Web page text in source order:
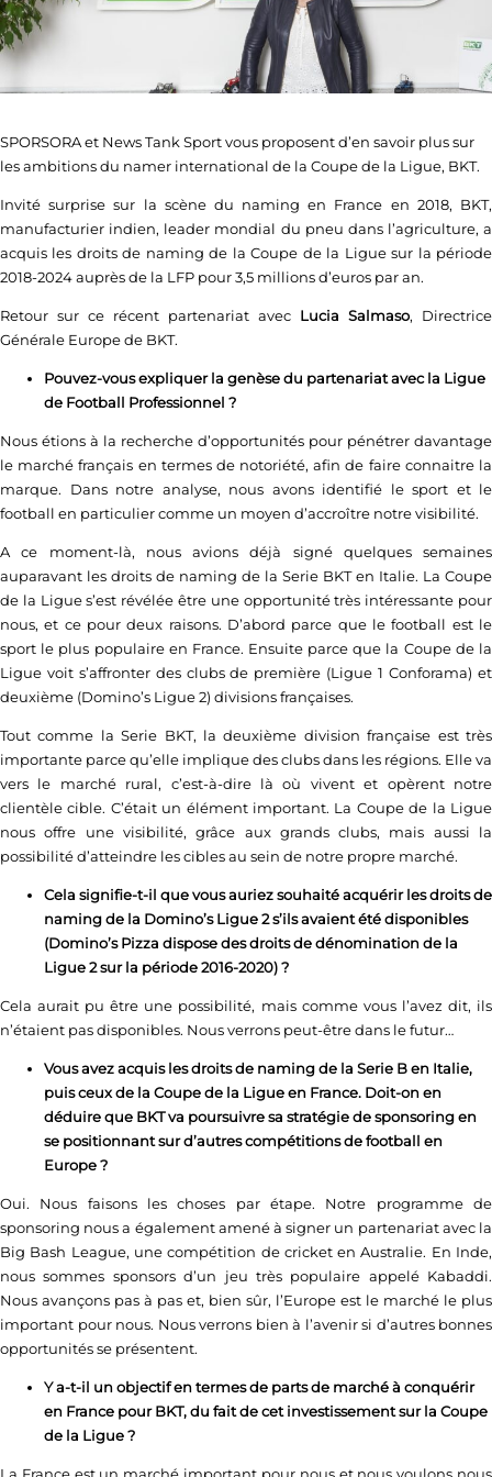
SPORSORA et News Tank Sport vous proposent d’en savoir plus sur
les ambitions du namer international de la Coupe de la Ligue, BKT.
Invité surprise sur la scène du naming en France en 2018, BKT,
manufacturier indien, leader mondial du pneu dans l’agriculture, a
acquis les droits de naming de la Coupe de la Ligue sur la période
2018-2024 auprès de la LFP pour 3,5 millions d’euros par an.
Retour sur ce récent partenariat avec Lucia Salmaso, Directrice
Générale Europe de BKT.
Pouvez-vous expliquer la genèse du partenariat avec la Ligue
de Football Professionnel ?
Nous étions à la recherche d’opportunités pour pénétrer davantage
le marché français en termes de notoriété, afin de faire connaitre la
marque. Dans notre analyse, nous avons identifié le sport et le
football en particulier comme un moyen d’accroître notre visibilité.
A ce moment-là, nous avions déjà signé quelques semaines
auparavant les droits de naming de la Serie BKT en Italie. La Coupe
de la Ligue s’est révélée être une opportunité très intéressante pour
nous, et ce pour deux raisons. D’abord parce que le football est le
sport le plus populaire en France. Ensuite parce que la Coupe de la
Ligue voit s’affronter des clubs de première (Ligue 1 Conforama) et
deuxième (Domino’s Ligue 2) divisions françaises.
Tout comme la Serie BKT, la deuxième division française est très
importante parce qu’elle implique des clubs dans les régions. Elle va
vers le marché rural, c’est-à-dire là où vivent et opèrent notre
clientèle cible. C’était un élément important. La Coupe de la Ligue
nous offre une visibilité, grâce aux grands clubs, mais aussi la
possibilité d’atteindre les cibles au sein de notre propre marché.
Cela signifie-t-il que vous auriez souhaité acquérir les droits de
naming de la Domino’s Ligue 2 s’ils avaient été disponibles
(Domino’s Pizza dispose des droits de dénomination de la
Ligue 2 sur la période 2016-2020) ?
Cela aurait pu être une possibilité, mais comme vous l’avez dit, ils
n’étaient pas disponibles. Nous verrons peut-être dans le futur…
Vous avez acquis les droits de naming de la Serie B en Italie,
puis ceux de la Coupe de la Ligue en France. Doit-on en
déduire que BKT va poursuivre sa stratégie de sponsoring en
se positionnant sur d’autres compétitions de football en
Europe ?
Oui. Nous faisons les choses par étape. Notre programme de
sponsoring nous a également amené à signer un partenariat avec la
Big Bash League, une compétition de cricket en Australie. En Inde,
nous sommes sponsors d’un jeu très populaire appelé Kabaddi.
Nous avançons pas à pas et, bien sûr, l’Europe est le marché le plus
important pour nous. Nous verrons bien à l’avenir si d’autres bonnes
opportunités se présentent.
Y a-t-il un objectif en termes de parts de marché à conquérir
en France pour BKT, du fait de cet investissement sur la Coupe
de la Ligue ?